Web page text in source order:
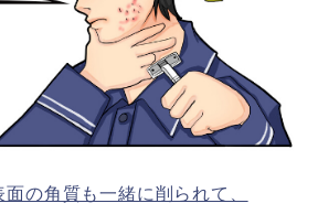
面の角質も一緒に削られて、